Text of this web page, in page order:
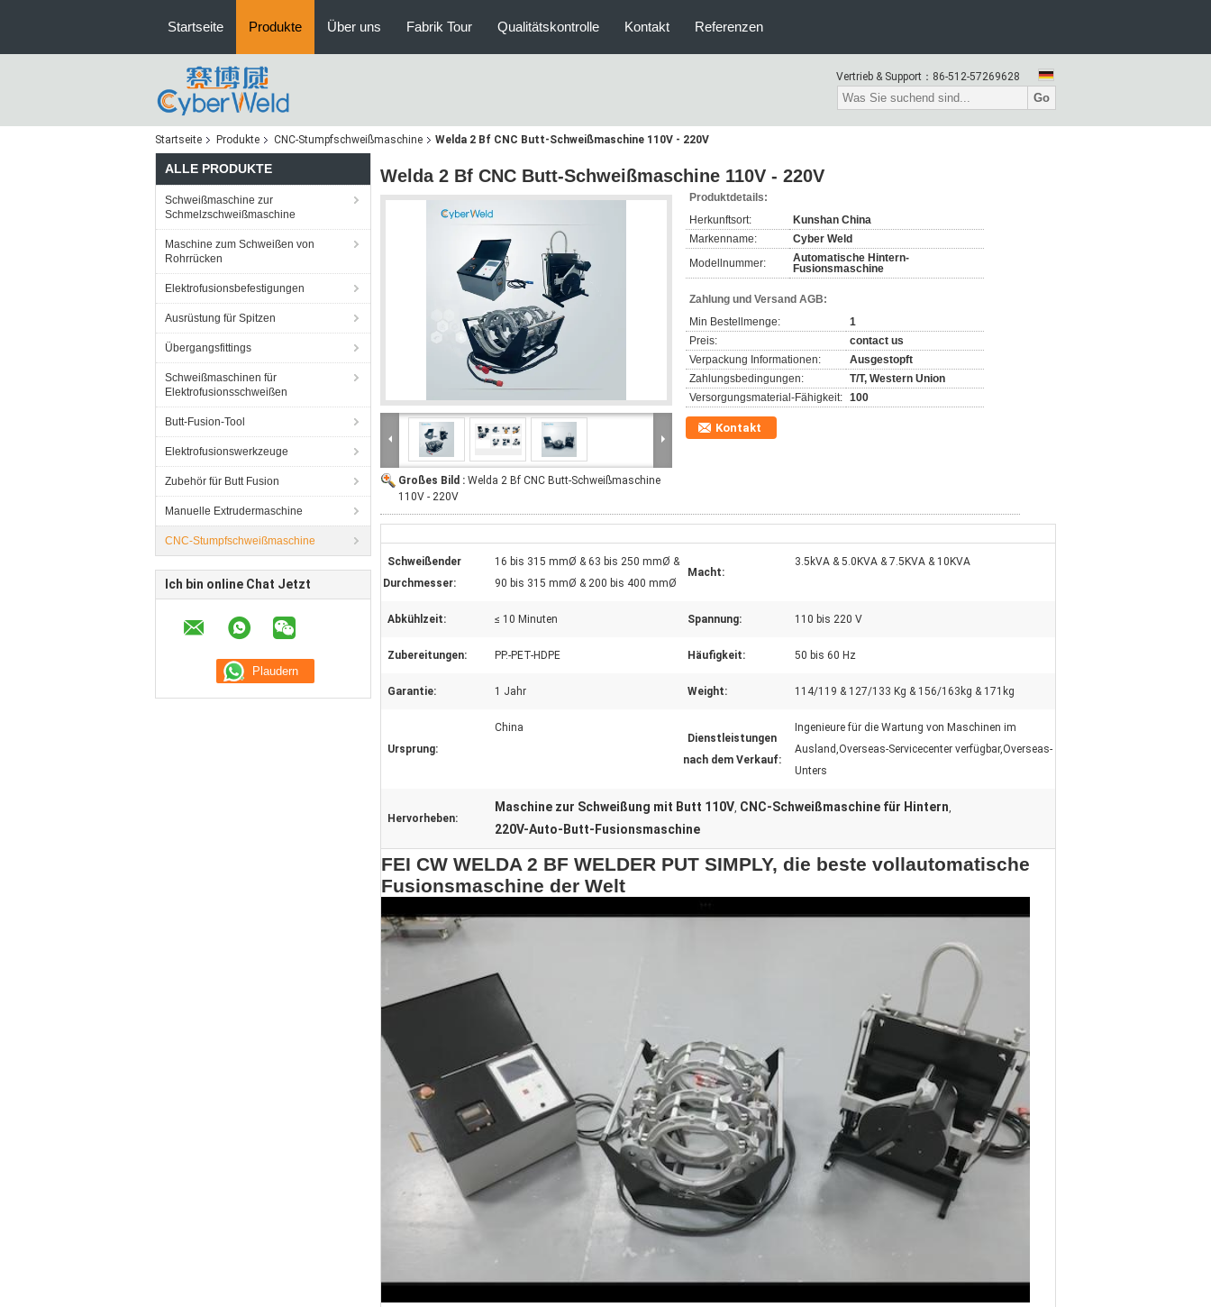
Startseite Produkte Über uns Fabrik Tour Qualitätskontrolle Kontakt Referenzen
Vertrieb & Support： 86-512-57269628
Go
Startseite Produkte CNC-Stumpfschweißmaschine Welda 2 Bf CNC Butt-Schweißmaschine 110V - 220V
ALLE PRODUKTE
Schweißmaschine zur
Schmelzschweißmaschine
Maschine zum Schweißen von
Rohrrücken
Elektrofusionsbefestigungen
Ausrüstung für Spitzen
Übergangsfittings
Schweißmaschinen für
Elektrofusionsschweißen
Butt-Fusion-Tool
Elektrofusionswerkzeuge
Zubehör für Butt Fusion
Manuelle Extrudermaschine
CNC-Stumpfschweißmaschine
Ich bin online Chat Jetzt
Welda 2 Bf CNC Butt-Schweißmaschine 110V - 220V
Großes Bild : Welda 2 Bf CNC Butt-Schweißmaschine
110V - 220V
Produktdetails:
Herkunftsort:
Kunshan China
Markenname:
Cyber Weld
Modellnummer:
Automatische Hintern-
Fusionsmaschine
Zahlung und Versand AGB:
Min Bestellmenge:
1
Preis:
contact us
Verpackung Informationen:
Ausgestopft
Zahlungsbedingungen:
T/T, Western Union
Versorgungsmaterial-Fähigkeit: 100
Kontakt
Schweißender
Durchmesser:
16 bis 315 mmØ & 63 bis 250 mmØ &
90 bis 315 mmØ & 200 bis 400 mmØ
Macht:
3.5kVA & 5.0KVA & 7.5KVA & 10KVA
Abkühlzeit: ≤ 10 Minuten Spannung: 110 bis 220 V
Zubereitungen: PP.-PET-HDPE Häufigkeit: 50 bis 60 Hz
Garantie: 1 Jahr Weight: 114/119 & 127/133 Kg & 156/163kg & 171kg
Ursprung:
China
Dienstleistungen
nach dem Verkauf:
Ingenieure für die Wartung von Maschinen im
Ausland,Overseas-Servicecenter verfügbar,Overseas-
Unters
Hervorheben:
Maschine zur Schweißung mit Butt 110V, CNC-Schweißmaschine für Hintern,
220V-Auto-Butt-Fusionsmaschine
FEI CW WELDA 2 BF WELDER PUT SIMPLY, die beste vollautomatische
Fusionsmaschine der Welt